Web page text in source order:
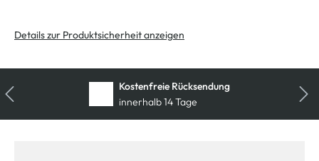
Details zur Produktsicherheit anzeigen
Kostenfreie Rücksendung
innerhalb 14 Tage